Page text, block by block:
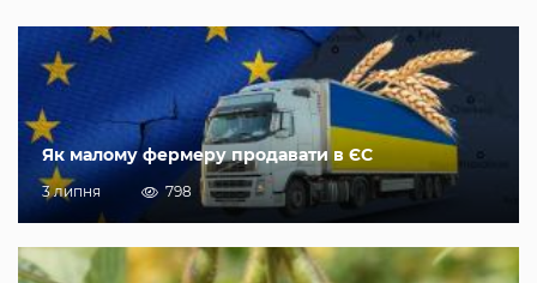
Як малому фермеру продавати в ЄС
3 липня 798